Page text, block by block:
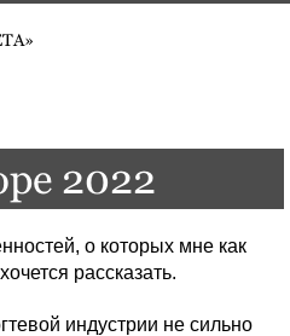
2022
о которых мне как
рассказать.
индустрии не сильно